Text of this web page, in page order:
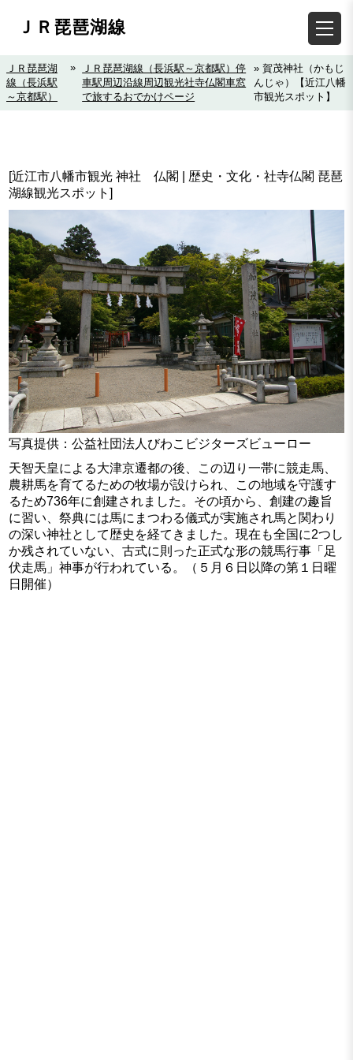
ＪＲ琵琶湖線
ＪＲ琵琶湖
線（長浜駅
～京都駅）
»
ＪＲ琵琶湖線（長浜駅～京都駅）停
車駅周辺沿線周辺観光社寺仏閣車窓
で旅するおでかけページ
» 賀茂神社（かもじ
んじゃ）【近江八幡
市観光スポット】
[近江市八幡市観光 神社 仏閣 | 歴史・文化・社寺仏閣 琵琶
湖線観光スポット]
写真提供：公益社団法人びわこビジターズビューロー
天智天皇による大津京遷都の後、この辺り一帯に競走馬、
農耕馬を育てるための牧場が設けられ、この地域を守護す
るため736年に創建されました。その頃から、創建の趣旨
に習い、祭典には馬にまつわる儀式が実施され馬と関わり
の深い神社として歴史を経てきました。現在も全国に2つし
か残されていない、古式に則った正式な形の競馬行事「足
伏走馬」神事が行われている。（５月６日以降の第１日曜
日開催）